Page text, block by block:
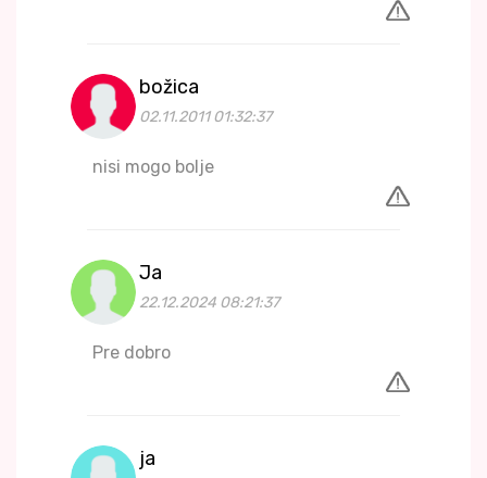
božica
02.11.2011 01:32:37
nisi mogo bolje
Ja
22.12.2024 08:21:37
Pre dobro
ja